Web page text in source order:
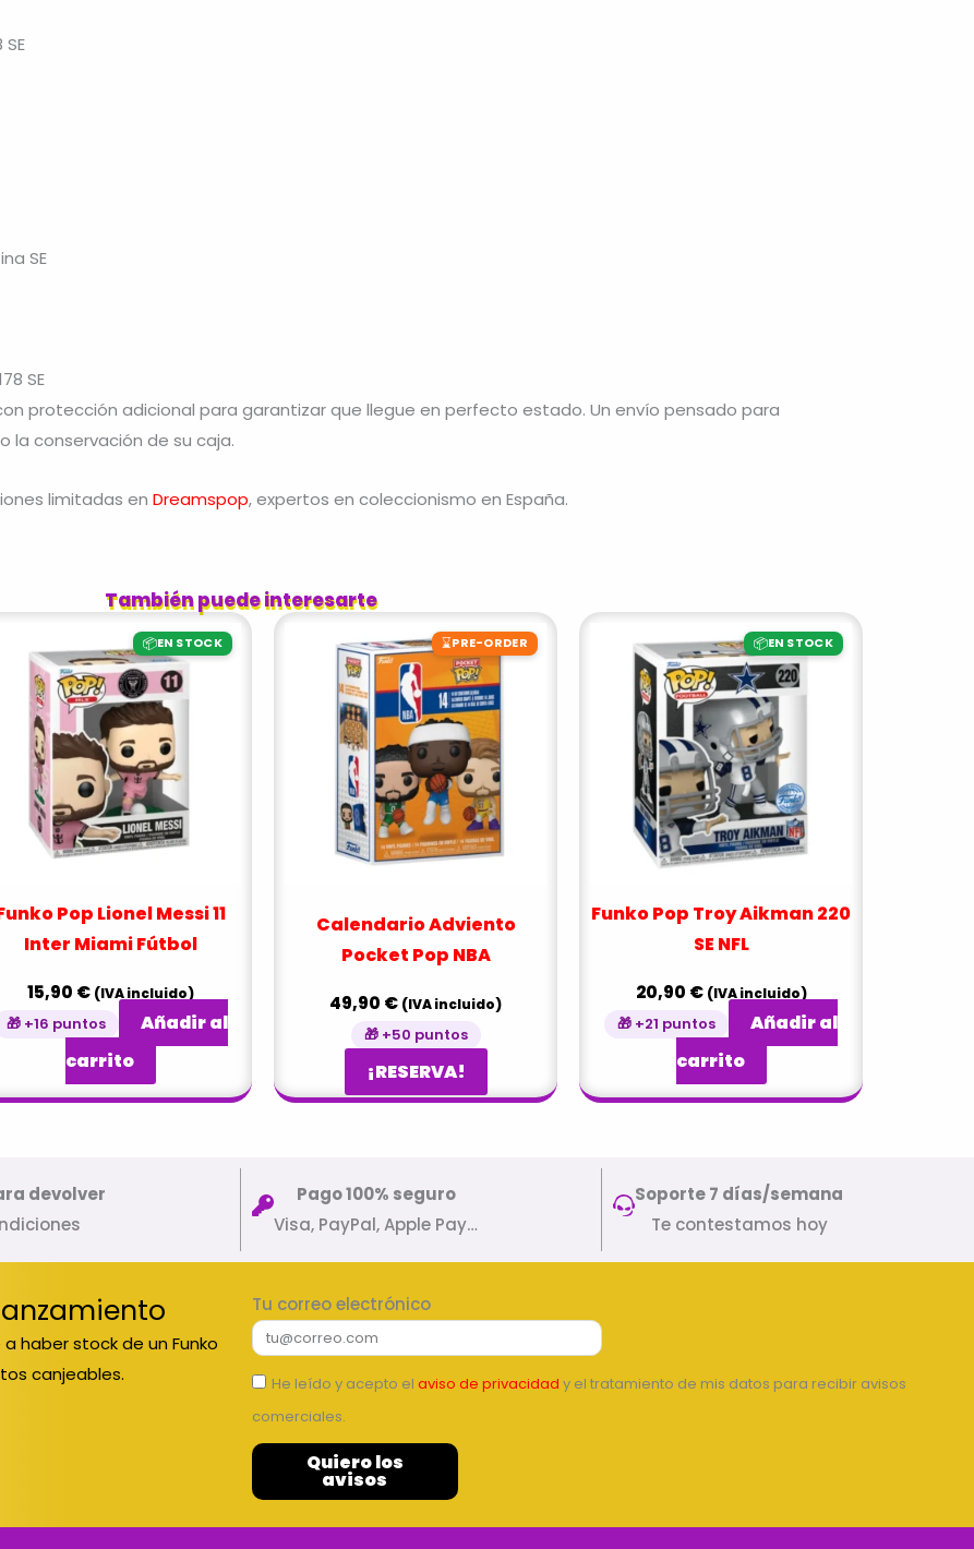
SE
SE
protección adicional para garantizar que llegue en perfecto estado. Un envío pensado para
la conservación de su caja.
limitadas en Dreamspop, expertos en coleccionismo en España.
También puede interesarte
📦EN STOCK
Pop Lionel Messi 11
Inter Miami Fútbol
15,90 € (IVA incluido)
🎁 +16 puntos
Añadir al
carrito
⌛PRE-ORDER
Calendario Adviento
Pocket Pop NBA
49,90 € (IVA incluido)
🎁 +50 puntos
¡RESERVA!
📦EN STOCK
Funko Pop Troy Aikman 220
SE NFL
20,90 € (IVA incluido)
🎁 +21 puntos
Añadir al
carrito
devolver
Pago 100% seguro
Visa, PayPal, Apple Pay…
Soporte 7 días/semana
Te contestamos hoy
haber stock de un Funko
canjeables.
Tu correo electrónico
He leído y acepto el aviso de privacidad y el tratamiento de mis datos para recibir avisos
comerciales.
Quiero los
avisos